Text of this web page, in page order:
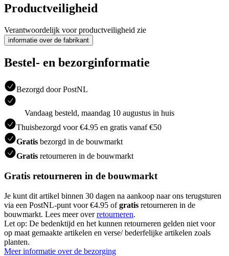
Productveiligheid
Verantwoordelijk voor productveiligheid zie
informatie over de fabrikant
Bestel- en bezorginformatie
Bezorgd door PostNL
Vandaag besteld, maandag 10 augustus in huis
Thuisbezorgd voor €4.95 en gratis vanaf €50
Gratis bezorgd in de bouwmarkt
Gratis retourneren in de bouwmarkt
Gratis retourneren in de bouwmarkt
Je kunt dit artikel binnen 30 dagen na aankoop naar ons terugsturen
via een PostNL-punt voor €4.95 ofgratis retourneren in de
bouwmarkt. Lees meer overretourneren.
Let op: De bedenktijd en het kunnen retourneren gelden niet voor
op maat gemaakte artikelen en verse/ bederfelijke artikelen zoals
planten.
Meer informatie over de bezorging